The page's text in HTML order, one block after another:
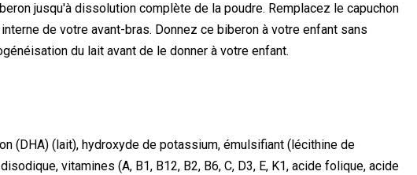
jusqu'à dissolution complète de la poudre. Remplacez le capuchon
de votre avant-bras. Donnez ce biberon à votre enfant sans
du lait avant de le donner à votre enfant.
(DHA) (lait), hydroxyde de potassium, émulsifiant (lécithine de
vitamines (A, B1, B12, B2, B6, C, D3, E, K1, acide folique, acide